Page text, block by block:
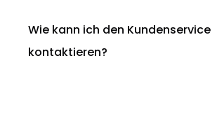
Wie kann ich den Kundenservice
kontaktieren?